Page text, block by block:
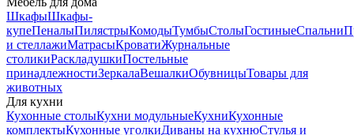
ШкафыШкафы-
купеПеналыПилястрыКомодыТумбыСтолыГостиныеСпальни
и стеллажиМатрасыКроватиЖурнальные
столикиРаскладушкиПостельные
принадлежностиЗеркалаВешалкиОбувницыТовары для
животных
Для кухни
Кухонные столыКухни модульныеКухниКухонные
комплектыКухонные уголкиДиваны на кухнюСтулья и